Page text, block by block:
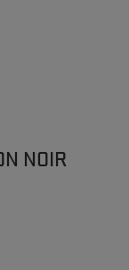
NOIR